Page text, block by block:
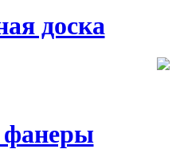
доска
фанеры